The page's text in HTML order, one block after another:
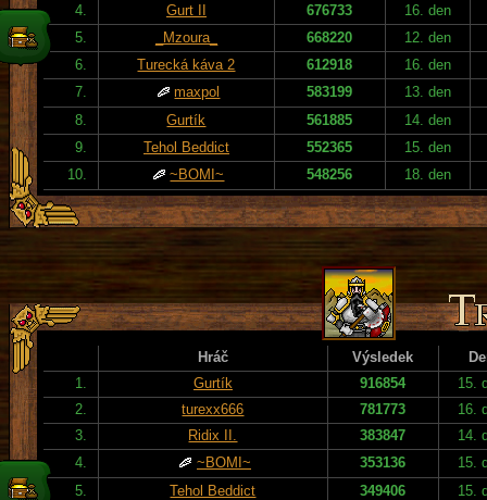
4.
Gurt II 676733
16. den
5.
_Mzoura_ 668220
12. den
6.
Turecká káva 2 612918
16. den
7.
maxpol 583199
13. den
8.
Gurtík 561885
14. den
9.
Tehol Beddict 552365
15. den
10.
~BOMI~ 548256 18. den
Hráč Výsledek
1.
Gurtík 916854
15.
2.
turexx666 781773
16.
3.
Ridix II. 383847
14.
4.
~BOMI~ 353136
15.
5.
Tehol Beddict 349406
15.